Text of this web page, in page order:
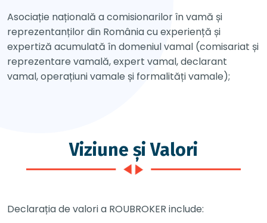
Asociație națională a comisionarilor în vamă și
reprezentanților din România cu experiență și
expertiză acumulată în domeniul vamal (comisariat și
reprezentare vamală, expert vamal, declarant
vamal, operațiuni vamale și formalități vamale);
Viziune și Valori
Declarația de valori a ROUBROKER include: